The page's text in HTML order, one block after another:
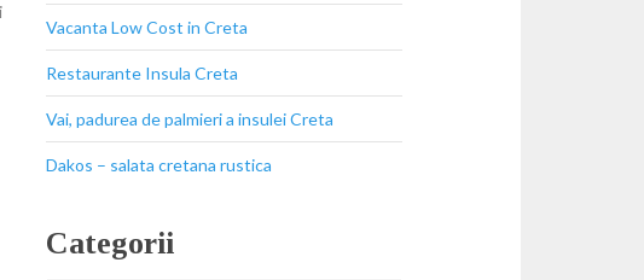
Vacanta Low Cost in Creta
Restaurante Insula Creta
Vai, padurea de palmieri a insulei Creta
Dakos – salata cretana rustica
Categorii